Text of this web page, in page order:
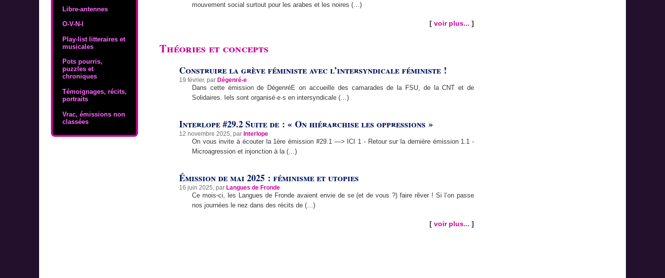
Libre-antennes
O-V-N-I
Play-list litteraires et
musicales
Pots pourris,
puzzles et
chroniques
Témoignages, récits,
portraits
Vrac, émissions non
classées
mouvement social surtout pour les arabes et les noires (…)
[ voir plus... ]
Théories et concepts
Construire la grève féministe avec l’intersyndicale féministe !
19 février, par Dégenré-e
Dans cette émission de DégenréE on accueille des camarades de la FSU, de la CNT et de
Solidaires. Iels sont organisé·e·s en intersyndicale (…)
Interlope #29.2 Suite de : « On hiérarchise les oppressions »
12 novembre 2025, par Interlope
On vous invite à écouter la 1ère émission #29.1 —> ICI 1 - Retour sur la dernière émission 1.1 -
Microagression et injonction à la (…)
Émission de mai 2025 : féminisme et utopies
16 juin 2025, par Langues de Fronde
Ce mois-ci, les Langues de Fronde avaient envie de se (et de vous ?) faire rêver ! Si l’on passe
nos journées le nez dans des récits de (…)
[ voir plus... ]